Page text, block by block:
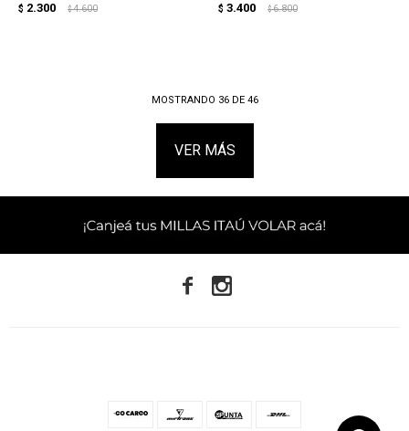
$ 2.300 $ 4.600 $ 3.400 $ 6.800
MOSTRANDO 36DE 46
VER MÁS
 